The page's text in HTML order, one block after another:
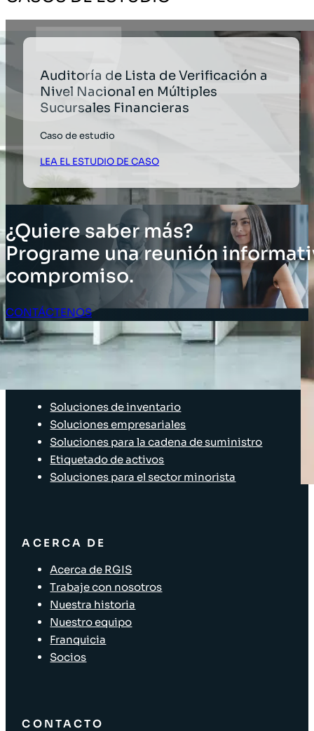
Auditoría de Lista de Verificación a
Nivel Nacional en Múltiples
Sucursales Financieras
Caso de estudio
LEA EL ESTUDIO DE CASO
¿Quiere saber más?
Programe una reunión
compromiso.
CONTÁCTENOS
Acceso Clientes
Soluciones de inventario
Soluciones empresariales
Soluciones para la cadena de suministro
Etiquetado de activos
Soluciones para el sector minorista
ACERCA DE
Acerca de RGIS
Trabaje con nosotros
Nuestra historia
Nuestro equipo
Franquicia
Socios
CONTACTO